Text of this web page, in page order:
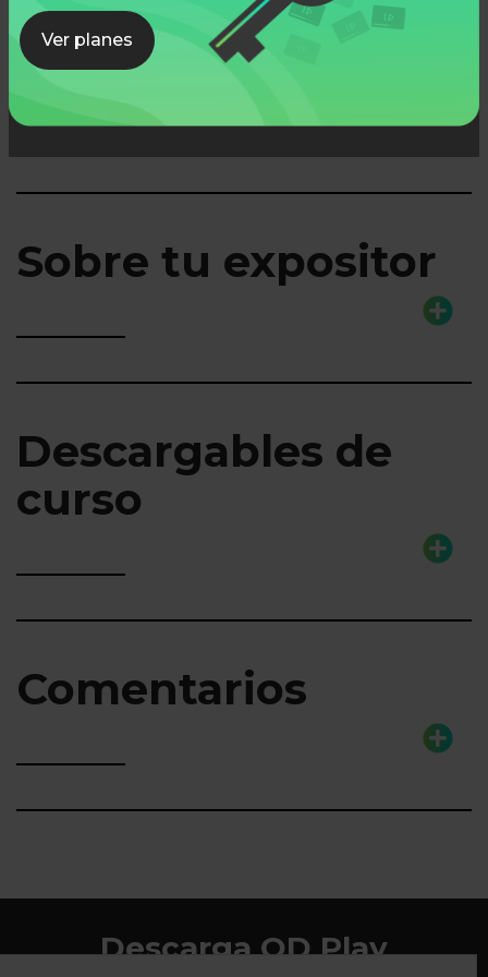
Ver planes
Lo que aprenderás
Sobre tu expositor
Descargables de
curso
Comentarios
Descarga QD Play